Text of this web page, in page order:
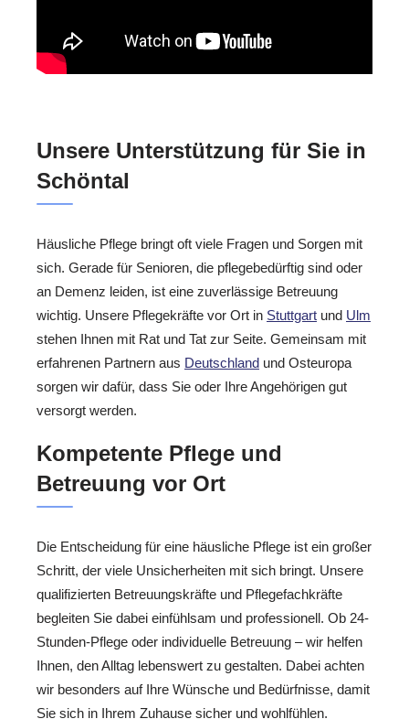
Unsere Unterstützung für Sie in
Schöntal
Häusliche Pflege bringt oft viele Fragen und Sorgen mit
sich. Gerade für Senioren, die pflegebedürftig sind oder
an Demenz leiden, ist eine zuverlässige Betreuung
wichtig. Unsere Pflegekräfte vor Ort in Stuttgart und Ulm
stehen Ihnen mit Rat und Tat zur Seite. Gemeinsam mit
erfahrenen Partnern aus Deutschland und Osteuropa
sorgen wir dafür, dass Sie oder Ihre Angehörigen gut
versorgt werden.
Kompetente Pflege und
Betreuung vor Ort
Die Entscheidung für eine häusliche Pflege ist ein großer
Schritt, der viele Unsicherheiten mit sich bringt. Unsere
qualifizierten Betreuungskräfte und Pflegefachkräfte
begleiten Sie dabei einfühlsam und professionell. Ob 24-
Stunden-Pflege oder individuelle Betreuung – wir helfen
Ihnen, den Alltag lebenswert zu gestalten. Dabei achten
wir besonders auf Ihre Wünsche und Bedürfnisse, damit
Sie sich in Ihrem Zuhause sicher und wohlfühlen.